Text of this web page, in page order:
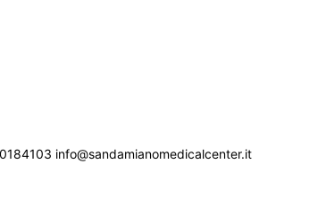
info@sandamianomedicalcenter.it